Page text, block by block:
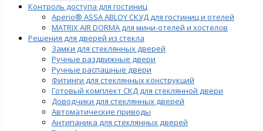
Контроль доступа для гостиниц
Aperio® ASSA ABLOY СКУД для гостиниц и отелей
MATRIX AIR DORMA для мини-отелей и хостелов
Решения для дверей из стекла
Замки для стеклянных дверей
Ручные раздвижные двери
Ручные распашные двери
Фитинги для стеклянных конструкций
Готовый комплект СКД для стеклянной двери
Доводчики для стеклянных дверей
Автоматические приводы
Антипаника для стеклянных дверей